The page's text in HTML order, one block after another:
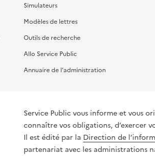
Simulateurs
Modèles de lettres
Outils de recherche
Allo Service Public
Annuaire de l'administration
Service Public vous informe et vous
connaître vos obligations, d’exercer
Il est édité par la Direction de
partenariat avec les administrations